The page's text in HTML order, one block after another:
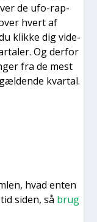
de ufo-rap­
hvert af
klik­ke dig vide­
Og der­for
fra de mest
kvar­tal.
hvad enten
siden, så brug